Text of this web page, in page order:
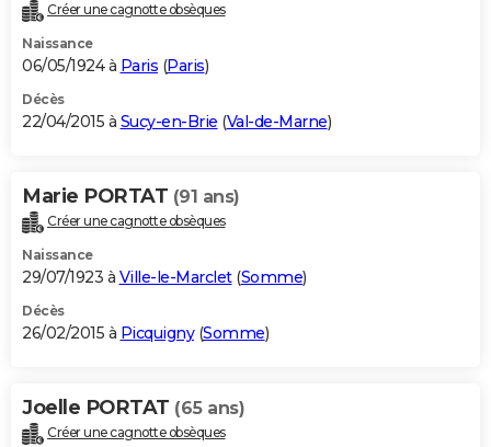
Créer une cagnotte obsèques
Naissance
06/05/1924 à Paris (Paris)
Décès
22/04/2015 à Sucy-en-Brie (Val-de-Marne)
Marie PORTAT (91 ans)
Créer une cagnotte obsèques
Naissance
29/07/1923 à Ville-le-Marclet(Somme)
Décès
26/02/2015 à Picquigny(Somme)
Joelle PORTAT (65 ans)
Créer une cagnotte obsèques